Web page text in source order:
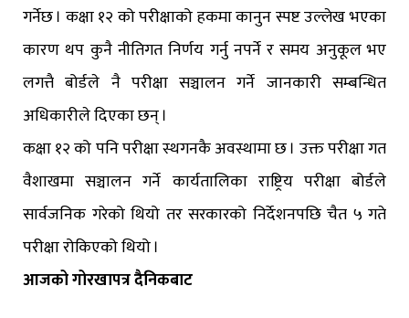
गर्नेछ । कक्षा १२ को परीक्षाको हकमा कानुन स्पष्ट उल्लेख भएका
कारण थप कुनै नीतिगत निर्णय गर्नु नपर्ने र समय अनुकूल भए
लगत्तै बोर्डले नै परीक्षा सञ्चालन गर्ने जानकारी सम्बन्धित
अधिकारीले दिएका छन् ।
कक्षा १२ को पनि परीक्षा स्थगनकै अवस्थामा छ । उक्त परीक्षा गत
वैशाखमा सञ्चालन गर्ने कार्यतालिका राष्ट्रिय परीक्षा बोर्डले
सार्वजनिक गरेको थियो तर सरकारको निर्देशनपछि चैत ५ गते
परीक्षा रोकिएको थियो ।
आजको गोरखापत्र दैनिकबाट